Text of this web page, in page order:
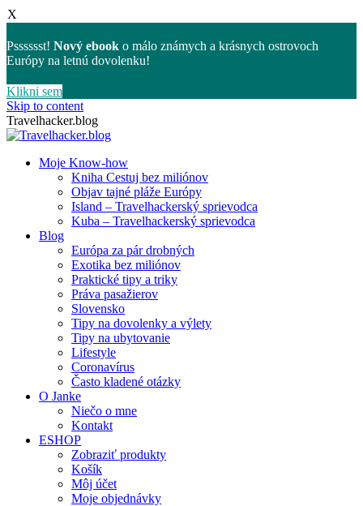
X
Psssssst! Nový ebook o málo známych a krásnych ostrovoch
Európy na letnú dovolenku!
Klikni sem
Skip to content
Travelhacker.blog
Moje Know-how
Kniha Cestuj bez miliónov
Objav tajné pláže Európy
Island – Travelhackerský sprievodca
Kuba – Travelhackerský sprievodca
Blog
Európa za pár drobných
Exotika bez miliónov
Praktické tipy a triky
Práva pasažierov
Slovensko
Tipy na dovolenky a výlety
Tipy na ubytovanie
Lifestyle
Coronavírus
Často kladené otázky
O Janke
Niečo o mne
Kontakt
ESHOP
Zobraziť produkty
Košík
Môj účet
Moje objednávky